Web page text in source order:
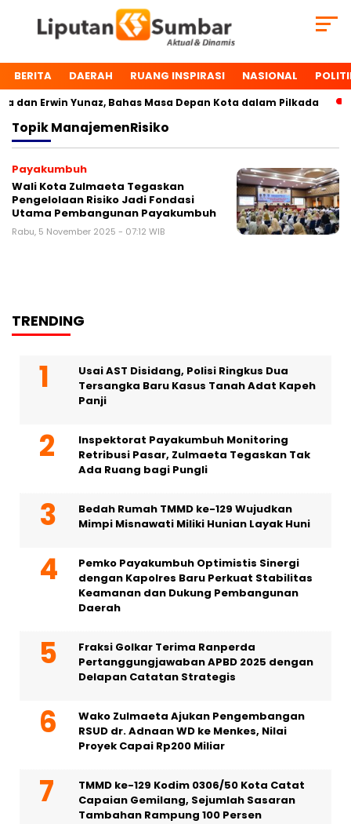
BERITA DAERAH RUANG INSPIRASI NASIONAL
Erwin Yunaz, Bahas Masa Depan Kota dalam Pilkada
TopikManajemenRisiko
Payakumbuh
Wali Kota Zulmaeta Tegaskan
Pengelolaan Risiko Jadi Fondasi
Utama Pembangunan Payakumbuh
Rabu, 5 November 2025 - 07:12 WIB
TRENDING
Usai AST Disidang, Polisi Ringkus Dua
Tersangka Baru Kasus Tanah Adat Kapeh
Panji
Inspektorat Payakumbuh Monitoring
Retribusi Pasar, Zulmaeta Tegaskan Tak
Ada Ruang bagi Pungli
Bedah Rumah TMMD ke-129 Wujudkan
Mimpi Misnawati Miliki Hunian Layak Huni
Pemko Payakumbuh Optimistis Sinergi
dengan Kapolres Baru Perkuat Stabilitas
Keamanan dan Dukung Pembangunan
Daerah
Fraksi Golkar Terima Ranperda
Pertanggungjawaban APBD 2025 dengan
Delapan Catatan Strategis
Wako Zulmaeta Ajukan Pengembangan
RSUD dr. Adnaan WD ke Menkes, Nilai
Proyek Capai Rp200 Miliar
TMMD ke-129 Kodim 0306/50 Kota Catat
Capaian Gemilang, Sejumlah Sasaran
Tambahan Rampung 100 Persen